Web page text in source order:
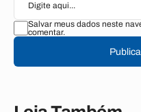
Salvar meus dados neste
comentar.